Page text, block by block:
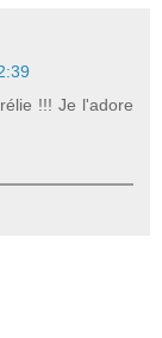
!!! Je l'adore